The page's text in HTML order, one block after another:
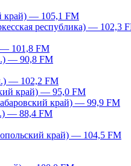
край) — 105,1 FM
республика) — 102,3
101,8 FM
— 90,8 FM
— 102,2 FM
край) — 95,0 FM
край) — 99,9 FM
— 88,4 FM
край) — 104,5 FM